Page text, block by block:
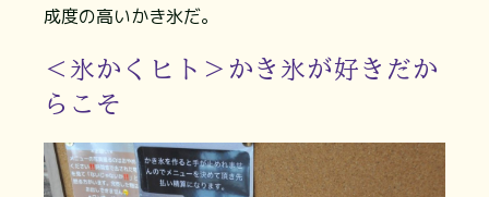
成度の高いかき氷だ。
＜氷かくヒト＞かき氷が好きだか
らこそ